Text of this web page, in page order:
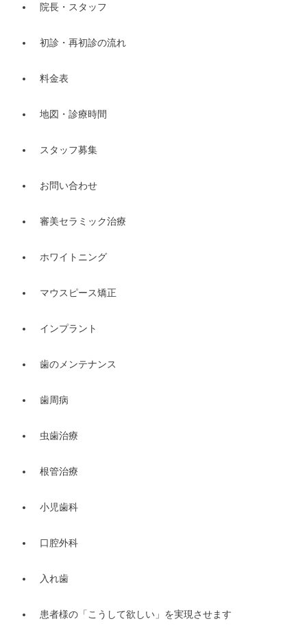
院長・スタッフ
初診・再初診の流れ
料金表
地図・診療時間
スタッフ募集
お問い合わせ
審美セラミック治療
ホワイトニング
マウスピース矯正
インプラント
歯のメンテナンス
歯周病
虫歯治療
根管治療
小児歯科
口腔外科
入れ歯
患者様の「こうして欲しい」を実現させます